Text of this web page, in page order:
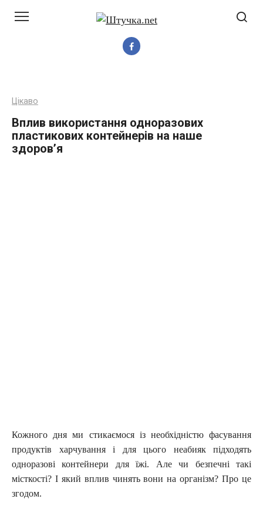
Цікаво
Вплив використання одноразових
пластикових контейнерів на наше
здоров’я
Кожного дня ми стикаємося із необхідністю фасування
продуктів харчування і для цього неабияк підходять
одноразові контейнери для їжі. Але чи безпечні такі
місткості? І який вплив чинять вони на організм? Про це
згодом.